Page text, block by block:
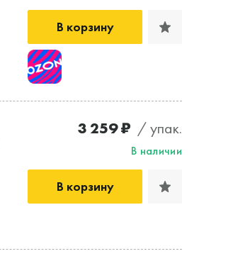
В корзину
3 259 ₽ / упак.
В наличии
В корзину